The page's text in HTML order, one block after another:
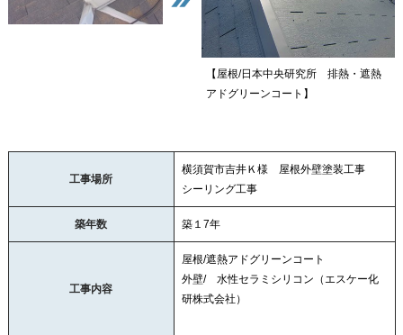
【屋根/日本中央研究所 排熱・遮熱
アドグリーンコート】
工事場所
横須賀市吉井Ｋ様 屋根外壁塗装工事
シーリング工事
築年数 築１7年
工事内容
屋根/遮熱アドグリーンコート
外壁/ 水性セラミシリコン（エスケー化
研株式会社）